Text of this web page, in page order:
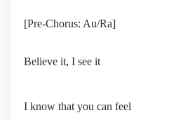
[Pre-Chorus: Au/Ra]
Believe it, I see it
I know that you can feel